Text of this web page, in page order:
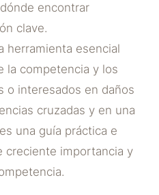
encontrar
clave.
herramienta esencial
la competencia y los
o interesados ​​en daños
cruzadas y en una
una guía práctica e
creciente importancia y